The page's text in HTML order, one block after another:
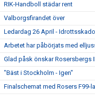
RIK-Handboll städar rent
Valborgsfirandet över
Ledardag 26 April -
Arbetet har påbörjats med
Glad påsk önskar Rosersbergs
"Bäst i Stockholm - Igen"
Finalschemat med Rosers F99-